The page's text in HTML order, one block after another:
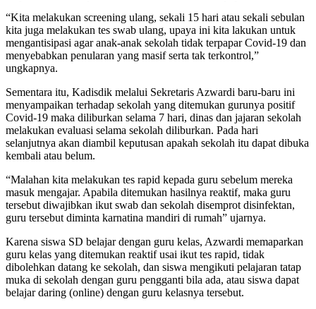
“Kita melakukan screening ulang, sekali 15 hari atau sekali sebulan
kita juga melakukan tes swab ulang, upaya ini kita lakukan untuk
mengantisipasi agar anak-anak sekolah tidak terpapar Covid-19 dan
menyebabkan penularan yang masif serta tak terkontrol,”
ungkapnya.
Sementara itu, Kadisdik melalui Sekretaris Azwardi baru-baru ini
menyampaikan terhadap sekolah yang ditemukan gurunya positif
Covid-19 maka diliburkan selama 7 hari, dinas dan jajaran sekolah
melakukan evaluasi selama sekolah diliburkan. Pada hari
selanjutnya akan diambil keputusan apakah sekolah itu dapat dibuka
kembali atau belum.
“Malahan kita melakukan tes rapid kepada guru sebelum mereka
masuk mengajar. Apabila ditemukan hasilnya reaktif, maka guru
tersebut diwajibkan ikut swab dan sekolah disemprot disinfektan,
guru tersebut diminta karnatina mandiri di rumah” ujarnya.
Karena siswa SD belajar dengan guru kelas, Azwardi memaparkan
guru kelas yang ditemukan reaktif usai ikut tes rapid, tidak
dibolehkan datang ke sekolah, dan siswa mengikuti pelajaran tatap
muka di sekolah dengan guru pengganti bila ada, atau siswa dapat
belajar daring (online) dengan guru kelasnya tersebut.